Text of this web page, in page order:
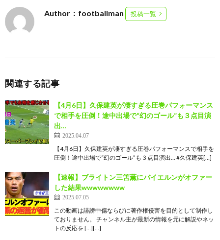
Author：footballman 投稿一覧
関連する記事
【4月6日】久保建英が凄すぎる圧巻パフォーマンス
で相手を圧倒！途中出場で“幻のゴール”も３点目演
出…
2025.04.07
【4月6日】久保建英が凄すぎる圧巻パフォーマンスで相手を
圧倒！途中出場で“幻のゴール”も３点目演出… #久保建英[…]
【速報】ブライトン三笘薫にバイエルンがオファー
した結果wwwwwwww
2025.07.05
この動画は誹謗中傷ならびに著作権侵害を目的として制作し
ておりません。 チャンネル主が最新の情報を元に解説やネッ
トの反応を […][…]